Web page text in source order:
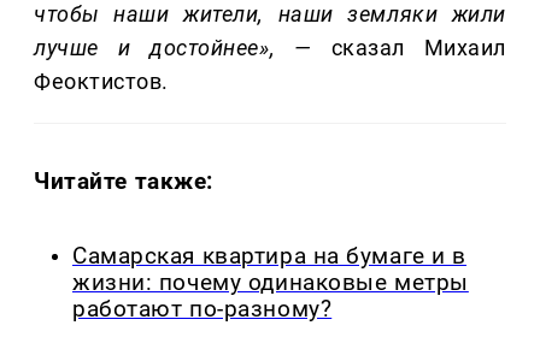
чтобы наши жители, наши земляки жили
лучше и достойнее», — сказал Михаил
Феоктистов.
Читайте также:
Самарская квартира на бумаге и в
жизни: почему одинаковые метры
работают по-разному?